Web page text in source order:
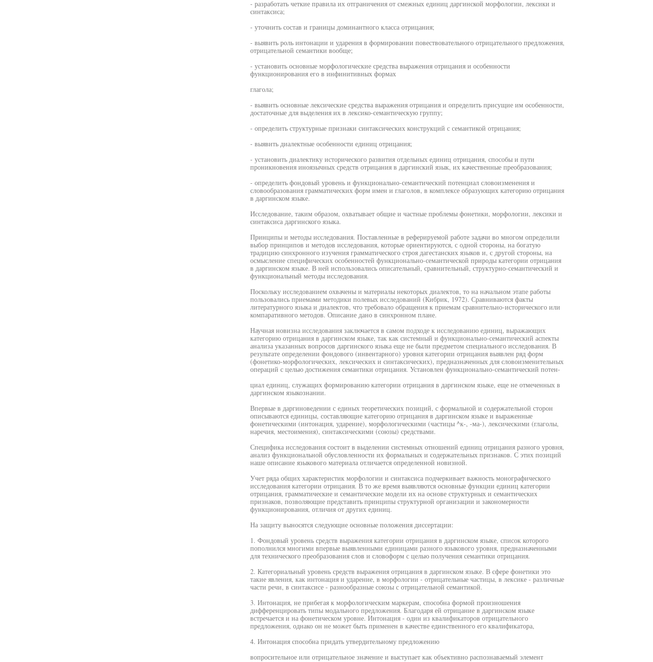
- разработать четкие правила их отграничения от смежных единиц даргинской морфологии, лексики и
синтаксиса;
- уточнить состав и границы доминантного класса отрицания;
- выявить роль интонации и ударения в формировании повествовательного отрицательного предложения,
отрицательной семантики вообще;
- установить основные морфологические средства выражения отрицания и особенности
функционирования его в инфинитивных формах
глагола;
- выявить основные лексические средства выражения отрицания и определить присущие им особенности,
достаточные для выделения их в лексико-семантическую группу;
- определить структурные признаки синтаксических конструкций с семантикой отрицания;
- выявить диалектные особенности единиц отрицания;
- установить диалектику исторического развития отдельных единиц отрицания, способы и пути
проникновения иноязычных средств отрицания в даргинский язык, их качественные преобразования;
- определить фондовый уровень и функционально-семантический потенциал словоизменения и
словообразования грамматических форм имен и глаголов, в комплексе образующих категорию отрицания
в даргинском языке.
Исследование, таким образом, охватывает общие и частные проблемы фонетики, морфологии, лексики и
синтаксиса даргинского языка.
Принципы и методы исследования. Поставленные в реферируемой работе задачи во многом определили
выбор принципов и методов исследования, которые ориентируются, с одной стороны, на богатую
традицию синхронного изучения грамматического строя дагестанских языков и, с другой стороны, на
осмысление специфических особенностей функционально-семантической природы категории отрицания
в даргинском языке. В ней использовались описательный, сравнительный, структурно-семантический и
функциональный методы исследования.
Поскольку исследованием охвачены и материалы некоторых диалектов, то на начальном этапе работы
пользовались приемами методики полевых исследований (Кибрик, 1972). Сравниваются факты
литературного языка и диалектов, что требовало обращения к приемам сравнительно-исторического или
компаративного методов. Описание дано в синхронном плане.
Научная новизна исследования заключается в самом подходе к исследованию единиц, выражающих
категорию отрицания в даргинском языке, так как системный и функционально-семантический аспекты
анализа указанных вопросов даргинского языка еще не были предметом специального исследования. В
результате определении фондового (инвентарного) уровня категории отрицания выявлен ряд форм
(фонетико-морфологических, лексических и синтаксических), предназначенных для словоизменительных
операций с целью достижения семантики отрицания. Установлен функционально-семантический потен-
циал единиц, служащих формированию категории отрицания в даргинском языке, еще не отмеченных в
даргинском языкознании.
Впервые в даргиноведении с единых теоретических позиций, с формальной и содержательной сторон
описываются единицы, составляющие категорию отрицания в даргинском языке и выраженные
фонетическими (интонация, ударение), морфологическими (частицы ^к-, -ма-), лексическими (глаголы,
наречия, местоимения), синтаксическими (союзы) средствами.
Специфика исследования состоит в выделении системных отношений единиц отрицания разного уровня,
анализ функциональной обусловленности их формальных и содержательных признаков. С этих позиций
наше описание языкового материала отличается определенной новизной.
Учет ряда общих характеристик морфологии и синтаксиса подчеркивает важность монографического
исследования категории отрицания. В то же время выявляются основные функции единиц категории
отрицания, грамматические и семантические модели их на основе структурных и семантических
признаков, позволяющие представить принципы структурной организации и закономерности
функционирования, отличия от других единиц.
На защиту выносятся следующие основные положения диссертации:
1. Фондовый уровень средств выражения категории отрицания в даргинском языке, список которого
пополнился многими впервые выявленными единицами разного языкового уровня, предназначенными
для технического преобразования слов и словоформ с целью получения семантики отрицания.
2. Категориальный уровень средств выражения отрицания в даргинском языке. В сфере фонетики это
такие явления, как интонация и ударение, в морфологии - отрицательные частицы, в лексике - различные
части речи, в синтаксисе - разнообразные союзы с отрицательной семантикой.
3. Интонация, не прибегая к морфологическим маркерам, способна формой произношения
дифференцировать типы модального предложения. Благодаря ей отрицание в даргинском языке
встречается и на фонетическом уровне. Интонация - один из квалификаторов отрицательного
предложения, однако он не может быть применен в качестве единственного его квалификатора,
4. Интонация способна придать утвердительному предложению
вопросительное или отрицательное значение и выступает как объективно распознаваемый элемент